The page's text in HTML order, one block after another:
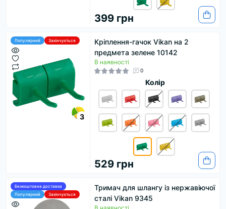
399 грн
Популярний Закінчується
3
Кріплення-гачок Vikan на 2
предмета зелене 10142
В наявності
0
Колір
529 грн
Безкоштовна доставка
Популярний
Закінчується
Тримач для шлангу із нержавіючої
сталі Vikan 9345